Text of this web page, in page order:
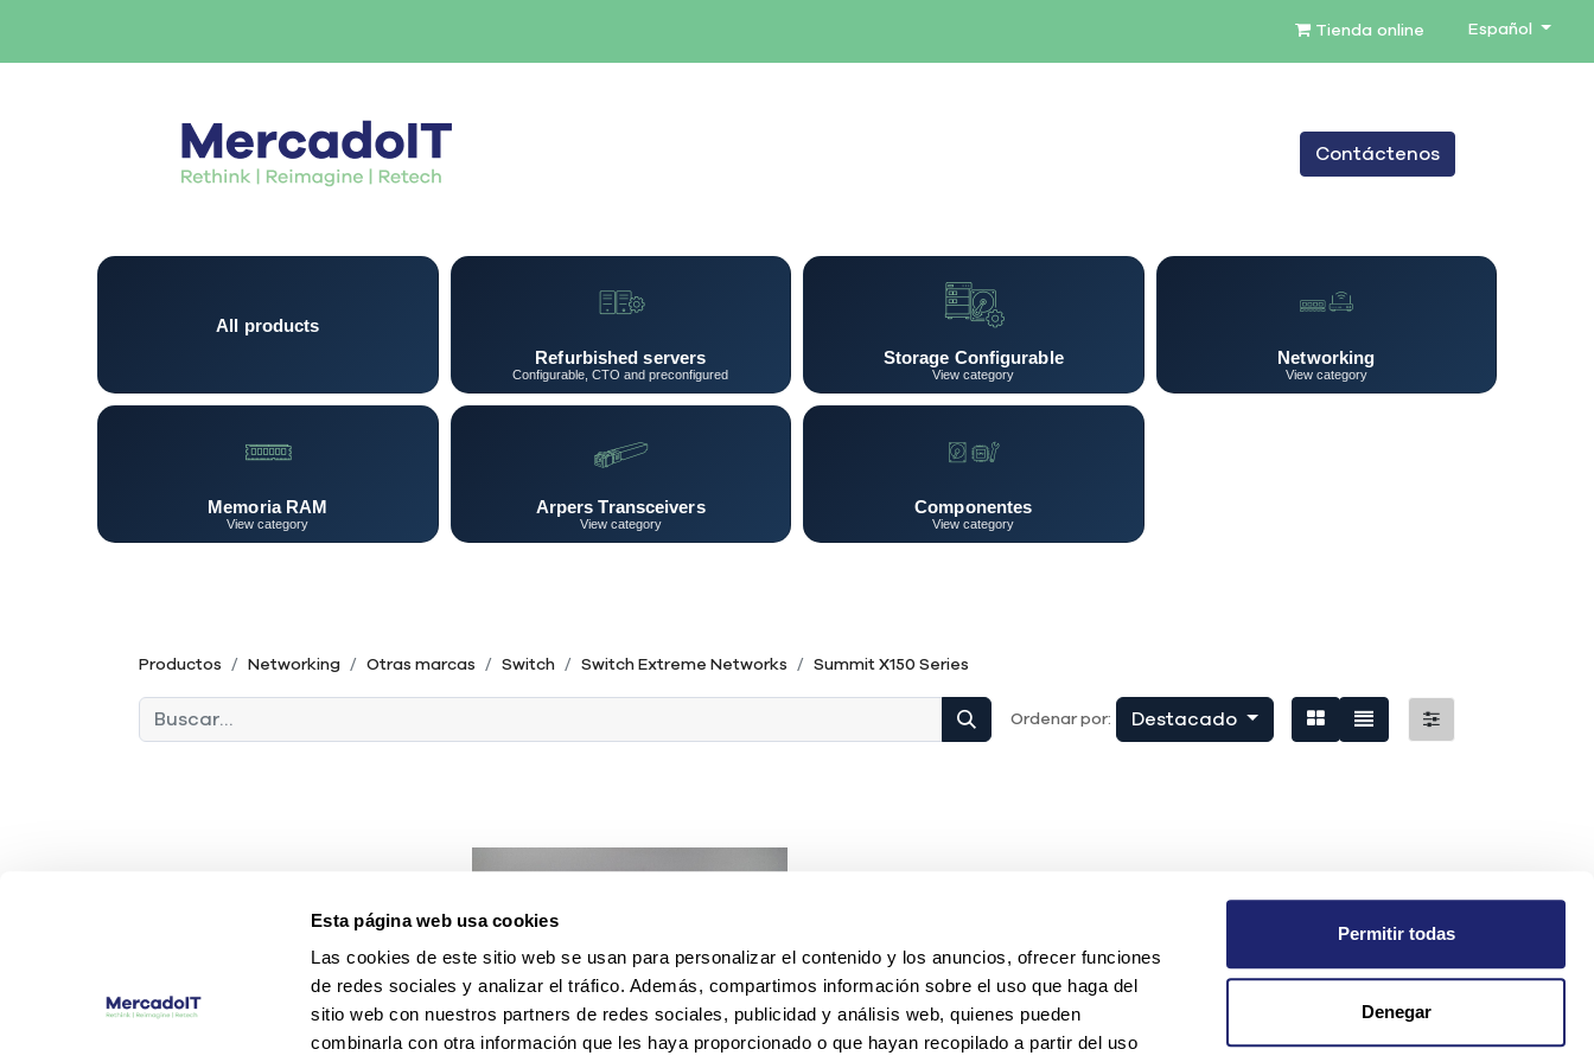
Esta página web usa cookies
Las cookies de este sitio web se usan para personalizar el contenido y los anuncios, ofrecer funciones
de redes sociales y analizar el tráfico. Además, compartimos información sobre el uso que haga del
sitio web con nuestros partners de redes sociales, publicidad y análisis web, quienes pueden
combinarla con otra información que les haya proporcionado o que hayan recopilado a partir del uso
Permitir todas
Denegar
Tienda online Español
BLOG
Contáctenos
All products
Refurbished servers
Configurable, CTO and preconfigured
Storage Configurable
View category
Networking
View category
Memoria RAM
View category
Arpers Transceivers
View category
Componentes
View category
Productos Networking Otras marcas Switch Switch Extreme Networks Summit X150 Series
Ordenar por: Destacado